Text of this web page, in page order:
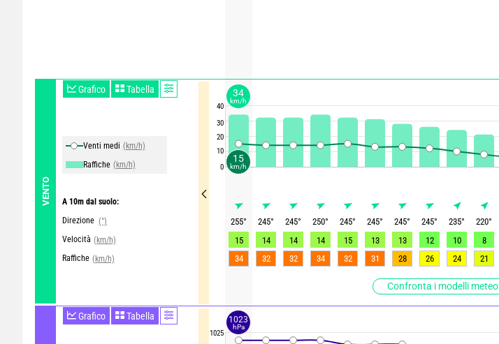
VENTO
Grafico Tabella
Venti medi (km/h)
Raffiche (km/h)
A 10m dal suolo:
Direzione (°)
Velocità (km/h)
Raffiche (km/h)
Confronta i modelli meteo
Grafico Tabella
40
30
20
10
0
1025
255° 245° 245° 250° 245° 245° 245° 245° 235° 220°
15
14 14 14 15 13 13 12 10 8
34
32 32 34 32 31 28 26 24 21
15
km/h
34
km/h
1023
hPa